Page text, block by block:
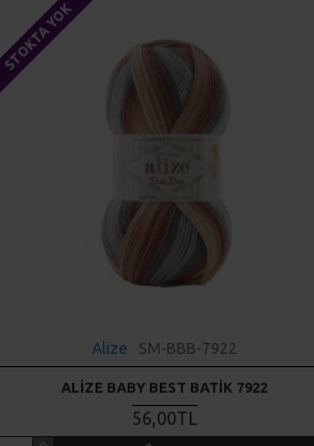
STOKTA YOK
Alize SM-BBB-7922
ALIZE BABY BEST BATIK 7922
56,00TL